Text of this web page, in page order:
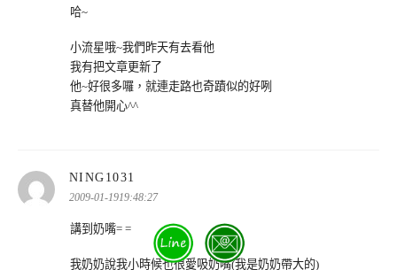
哈~
小流星哦~我們昨天有去看他
我有把文章更新了
他~好很多囉，就連走路也奇蹟似的好咧
真替他開心^^
NING1031
示:
2009-01-1919:48:27
講到奶嘴= =
我奶奶說我小時候也很愛吸奶嘴(我是奶奶帶大的)